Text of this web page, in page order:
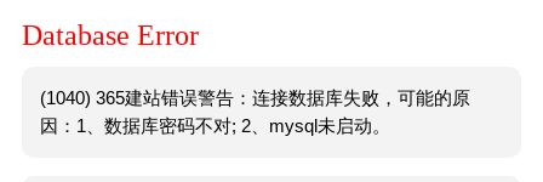
Database Error
(1040) 365建站错误警告：连接数据库失败，可能的原
因：1、数据库密码不对; 2、mysql未启动。